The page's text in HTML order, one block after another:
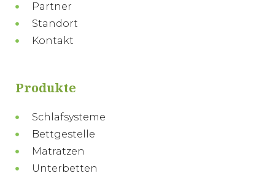
Partner
Standort
Kontakt
Produkte
Schlafsysteme
Bettgestelle
Matratzen
Unterbetten